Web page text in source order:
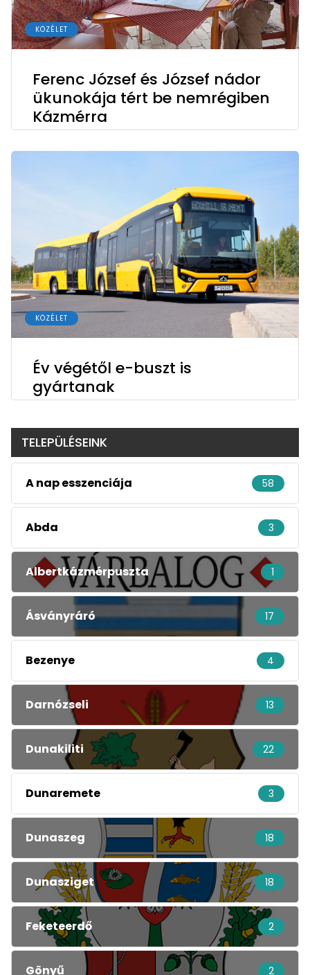
KÖZÉLET
Ferenc József és József nádor
ükunokája tért be nemrégiben
Kázmérra
KÖZÉLET
Év végétől e-buszt is
gyártanak
TELEPÜLÉSEINK
A nap esszenciája 58
Abda 3
Albertkázmérpuszta 1
Ásványráró 17
Bezenye 4
Darnózseli 13
Dunakiliti 22
Dunaremete 3
Dunaszeg 18
Dunasziget 18
Feketeerdő 2
Gönyű 2